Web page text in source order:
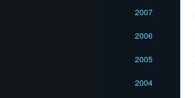
2007
2006
2005
2004